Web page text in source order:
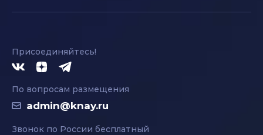
Присоединяйтесь!
По вопросам размещения
admin@knay.ru
Звонок по России бесплатный